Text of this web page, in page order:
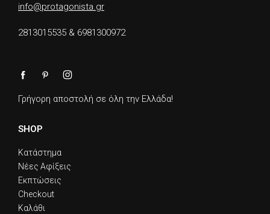
info@protagonista.gr
2813015535 & 6981300972
Γρήγορη αποστολή σε όλη την Ελλάδα!
SHOP
Κατάστημα
Νέες Αφίξεις
Εκπτώσεις
Checkout
Καλάθι